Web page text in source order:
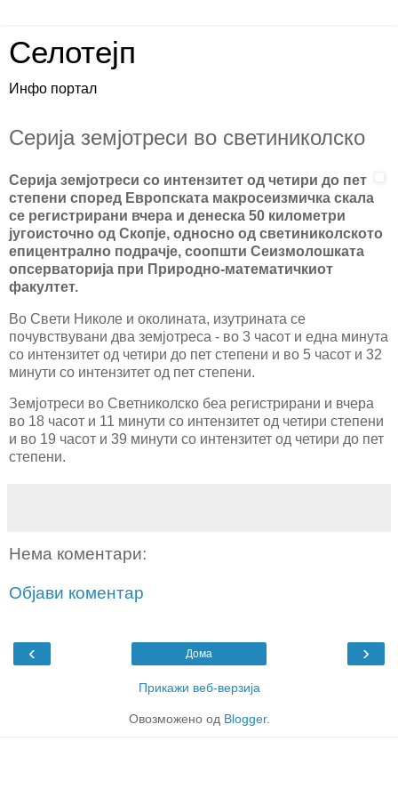
Селотејп
Инфо портал
Серија земјотреси во светиниколско
Серија земјотреси со интензитет од четири до пет
степени според Европската макросеизмичка скала
се регистрирани вчера и денеска 50 километри
југоисточно од Скопје, односно од светиниколското
епицентрално подрачје, соопшти Сеизмолошката
опсерваторија при Природно-математичкиот
факултет.
Во Свети Николе и околината, изутрината се
почувствувани два земјотреса - во 3 часот и една минута
со интензитет од четири до пет степени и во 5 часот и 32
минути со интензитет од пет степени.
Земјотреси во Светниколско беа регистрирани и вчера
во 18 часот и 11 минути со интензитет од четири степени
и во 19 часот и 39 минути со интензитет од четири до пет
степени.
Нема коментари:
Објави коментар
‹ ›
Дома
Прикажи веб-верзија
Овозможено од Blogger.